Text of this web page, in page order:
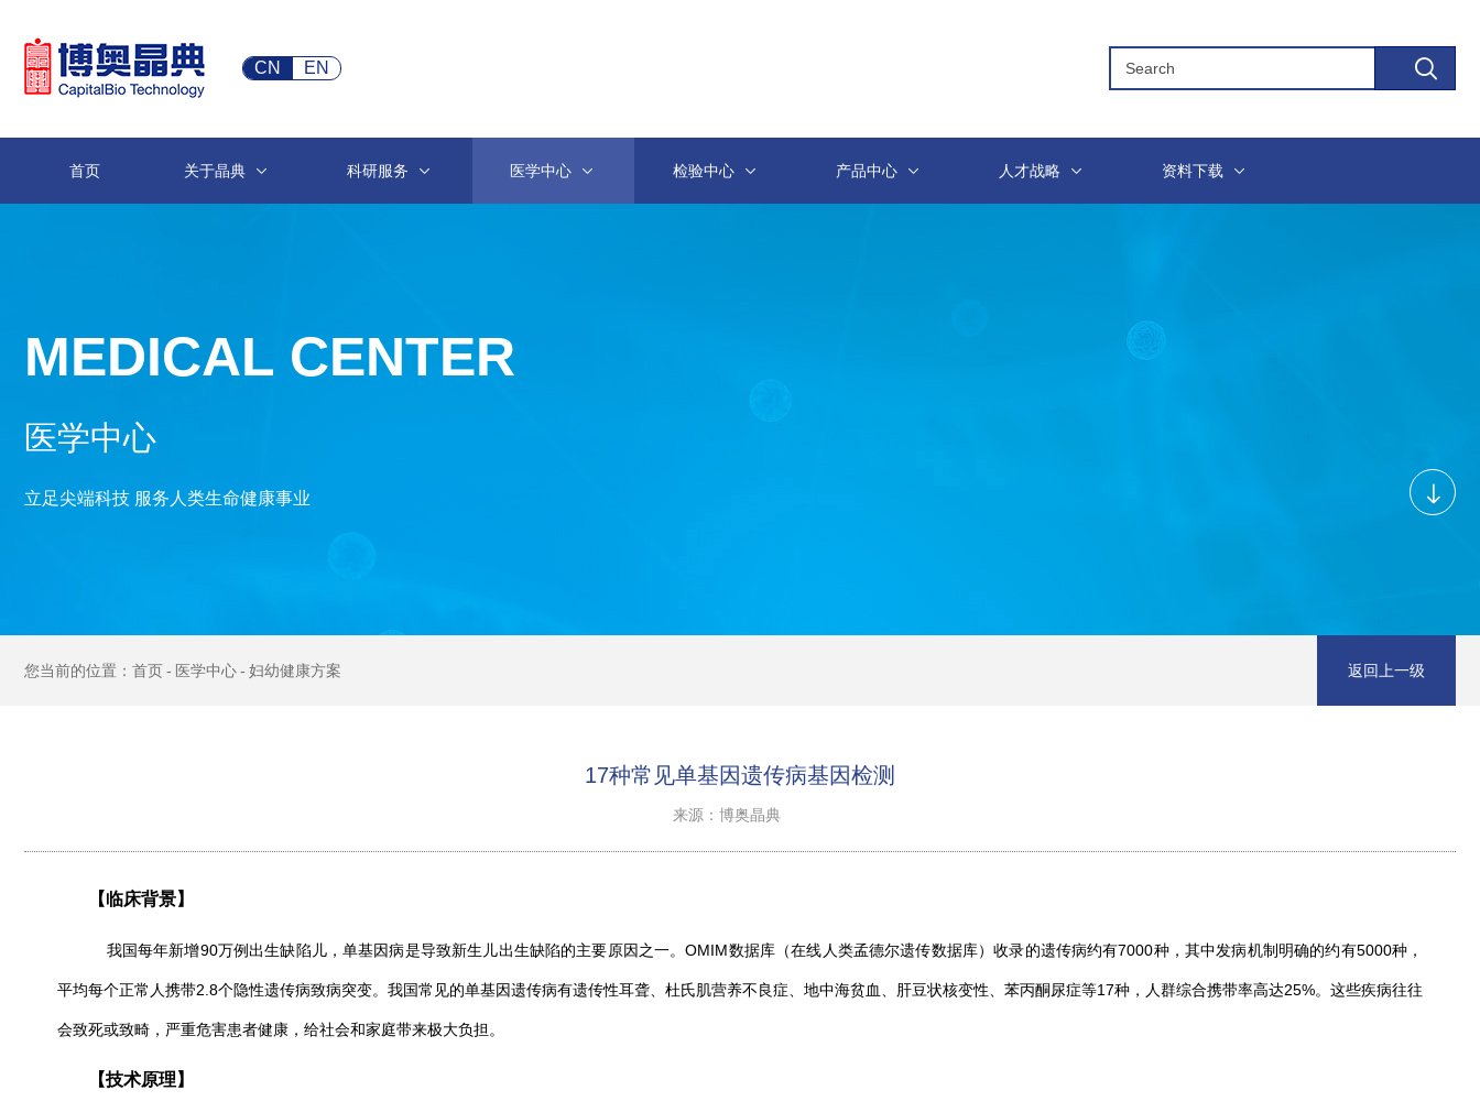
CN EN
首页 关于晶典 科研服务 医学中心 检验中心 产品中心 人才战略 资料下载
MEDICAL CENTER
医学中心
立足尖端科技 服务人类生命健康事业
首页 医学中心 妇幼健康方案 返回上一级
17种常见单基因遗传病基因检测
来源：博奥晶典
【临床背景】
我国每年新增90万例出生缺陷儿，单基因病是导致新生儿出生缺陷的主要原因之一。OMIM数据库（在线人类孟德尔遗传数据库）收录的遗传病约有7000种，其中发病机制明确的约有5000种，
平均每个正常人携带2.8个隐性遗传病致病突变。我国常见的单基因遗传病有遗传性耳聋、杜氏肌营养不良症、地中海贫血、肝豆状核变性、苯丙酮尿症等17种，人群综合携带率高达25%。这些疾病往往
会致死或致畸，严重危害患者健康，给社会和家庭带来极大负担。
【技术原理】